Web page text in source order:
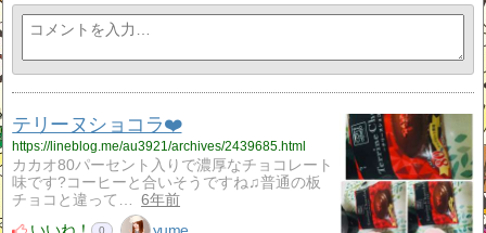
テリーヌショコラ❤️
https://lineblog.me/au3921/archives/2439685.html
カカオ80パーセント入りで濃厚なチョコレート
味です?コーヒーと合いそうですね♫普通の板
チョコと違って…
6年前
0